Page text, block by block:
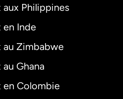
Philippines
en Inde
au Zimbabwe
Ghana
en Colombie